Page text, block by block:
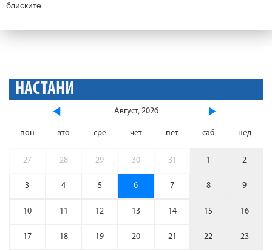
блиските.
НАСТАНИ
Август, 2026
пон вто сре чет пет саб нед
27 28 29 30 31 1 2
3 4 5 6 7 8 9
10 11 12 13 14 15 16
17 18 19 20 21 22 23